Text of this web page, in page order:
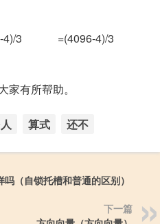
4)/3 =(4096-4)/3
有所帮助。
算式 还不
（自锁托槽和普通的区别）
下一篇